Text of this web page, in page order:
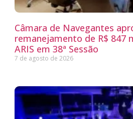
Câmara de Navegantes
remanejamento de R$ 847
ARIS em 38ª Sessão
7 de agosto de 2026